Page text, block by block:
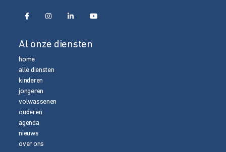
Al onze diensten
home
alle diensten
kinderen
jongeren
volwassenen
ouderen
agenda
nieuws
over ons